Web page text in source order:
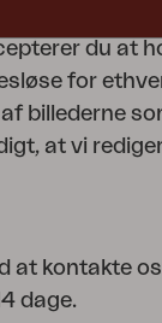
du at
for
billederne
at vi
at kontakte
dage.